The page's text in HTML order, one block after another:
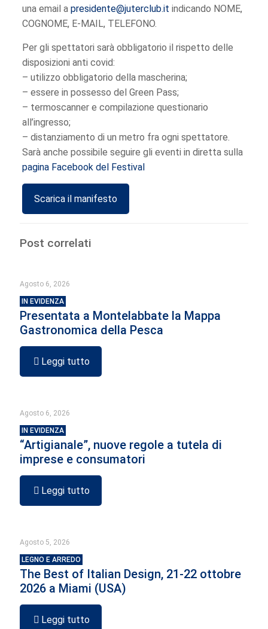
una email a presidente@juterclub.it indicando NOME,
COGNOME, E-MAIL, TELEFONO.
Per gli spettatori sarà obbligatorio il rispetto delle
disposizioni anti covid:
– utilizzo obbligatorio della mascherina;
– essere in possesso del Green Pass;
– termoscanner e compilazione questionario
all’ingresso;
– distanziamento di un metro fra ogni spettatore.
Sarà anche possibile seguire gli eventi in diretta sulla
pagina Facebook del Festival
Scarica il manifesto
Post correlati
Agosto 6, 2026
IN EVIDENZA
Presentata a Montelabbate la Mappa
Gastronomica della Pesca
Leggi tutto
Agosto 6, 2026
IN EVIDENZA
“Artigianale”, nuove regole a tutela di
imprese e consumatori
Leggi tutto
Agosto 5, 2026
LEGNO E ARREDO
The Best of Italian Design, 21-22 ottobre
2026 a Miami (USA)
Leggi tutto